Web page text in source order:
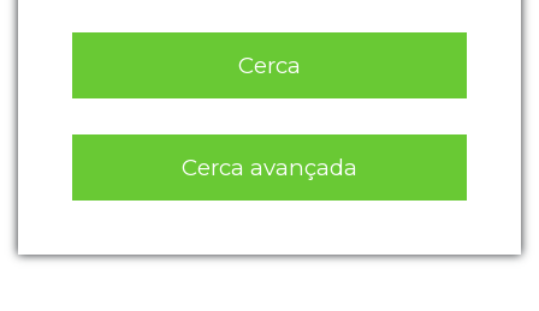
Cerca
Cerca avançada